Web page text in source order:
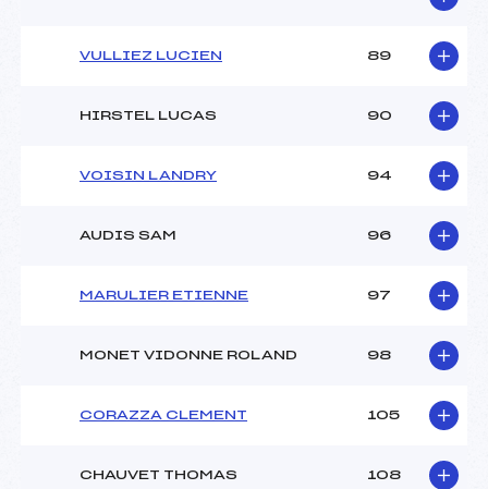
VULLIEZ LUCIEN 89
HIRSTEL LUCAS 90
VOISIN LANDRY 94
AUDIS SAM 96
MARULIER ETIENNE 97
MONET VIDONNE ROLAND 98
CORAZZA CLEMENT 105
CHAUVET THOMAS 108